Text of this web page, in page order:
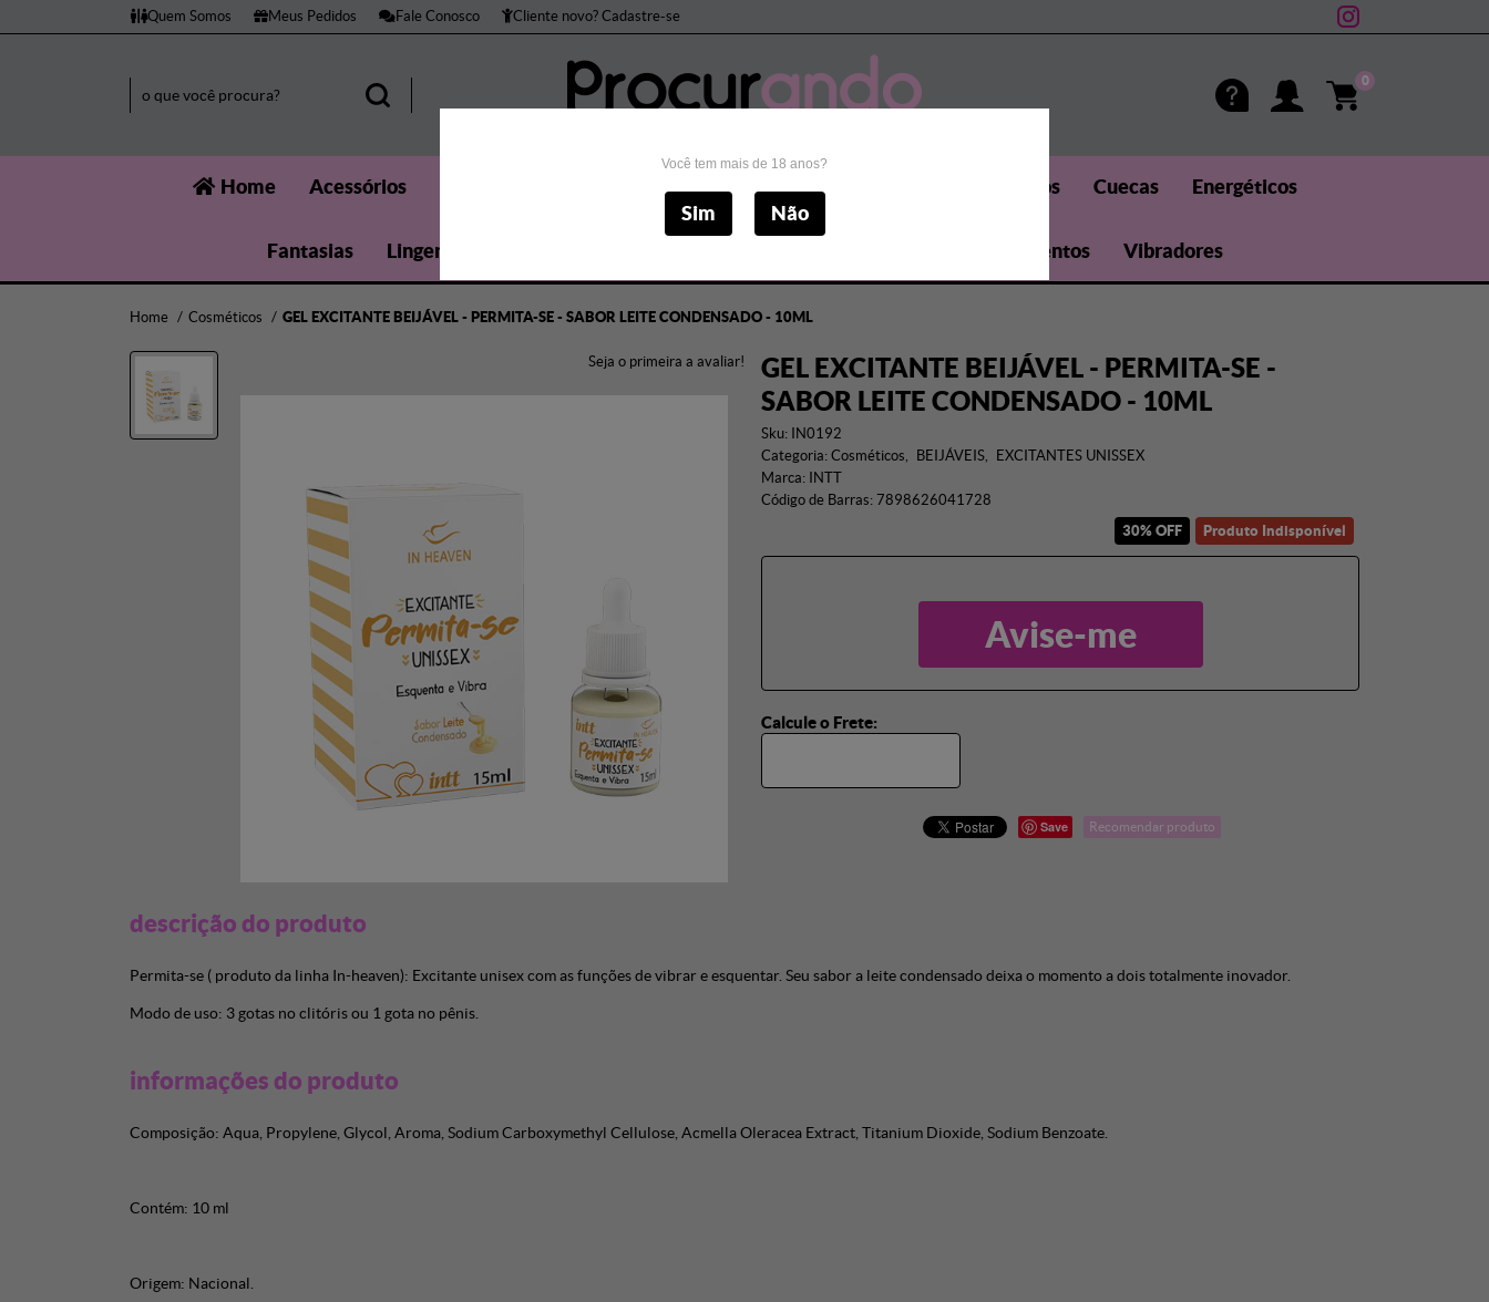
Quem Somos Meus Pedidos Fale Conosco Cliente novo? Cadastre-se
0
Home Acessórios Bomba Peniana Brincadeiras Cosméticos Cuecas Energéticos
Fantasias Lingerie Suplementos Vibradores
Home Cosméticos GEL EXCITANTE BEIJÁVEL - PERMITA-SE - SABOR LEITE CONDENSADO - 10ML
Seja o primeira a avaliar!
GEL EXCITANTE BEIJÁVEL - PERMITA-SE -
SABOR LEITE CONDENSADO - 10ML
Sku: IN0192
Categoria: Cosméticos BEIJÁVEIS
EXCITANTES UNISSEX
Marca: INTT
Código de Barras: 7898626041728
30% OFF
Produto Indisponível
Avise-me
Calcule o Frete:
Save Recomendar produto
descrição do produto
Permita-se ( produto da linha In-heaven): Excitante unisex com as funções de vibrar e esquentar. Seu sabor a leite condensado deixa o momento a dois totalmente inovador.
Modo de uso: 3 gotas no clitóris ou 1 gota no pênis.
informações do produto
Composição: Aqua, Propylene, Glycol, Aroma, Sodium Carboxymethyl Cellulose, Acmella Oleracea Extract, Titanium Dioxide, Sodium Benzoate.
Contém: 10 ml
Origem: Nacional.
Você tem mais de 18 anos?
Sim Não